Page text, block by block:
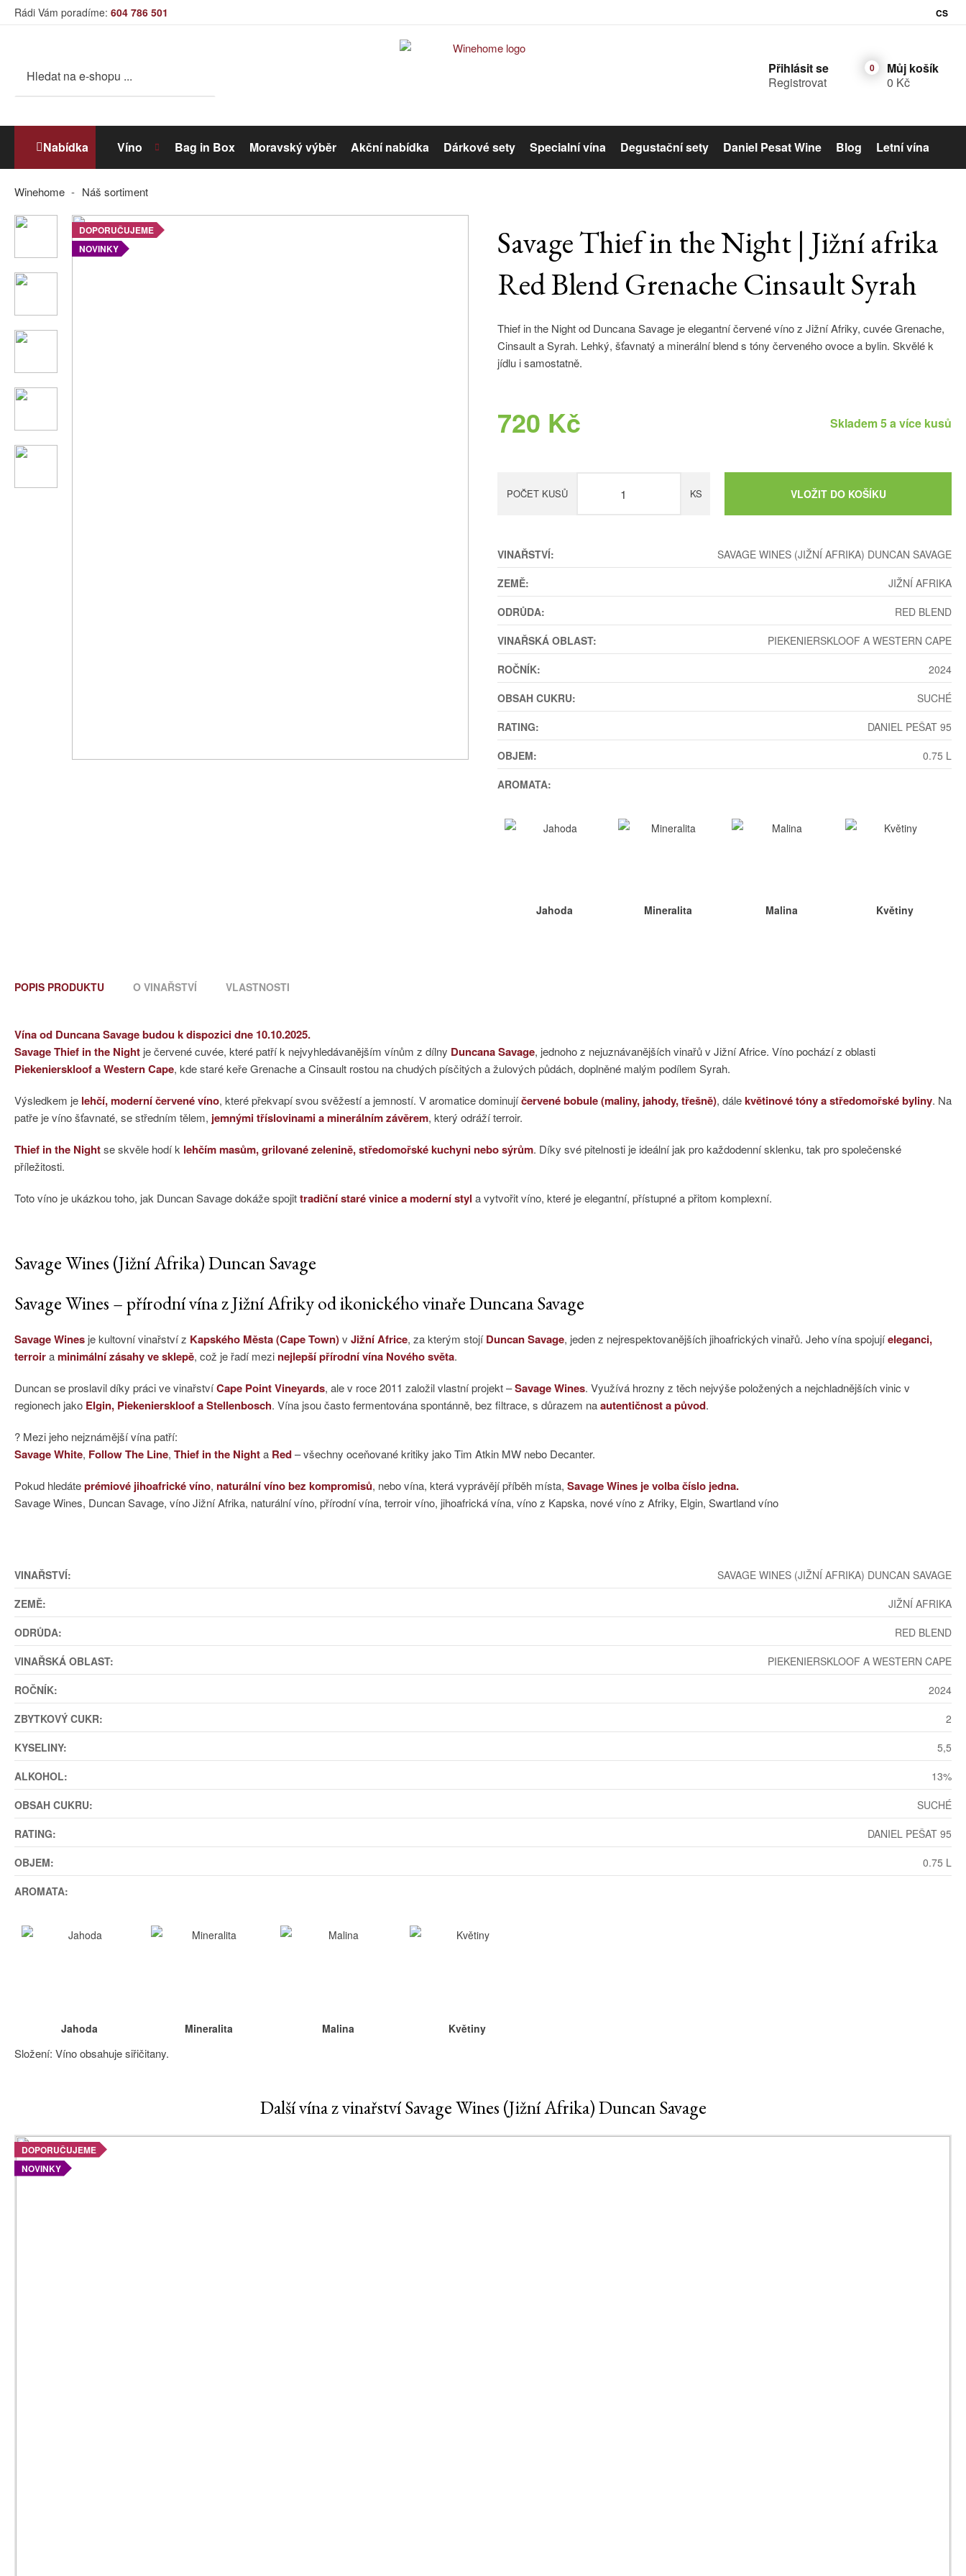
Rádi Vám poradíme: 604 786 501 CS
Přihlásit se
Registrovat
Můj košík
0 Kč
Nabídka Víno
Bílé víno Červené víno
Bag in Box Moravský výběr Akční nabídka Dárkové sety Specialní vína Degustační sety Daniel Pesat Wine Blog Letní vína
Winehome Náš sortiment
DOPORUČUJEME
NOVINKY
Savage Thief in the Night | Jižní afrika
Red Blend Grenache Cinsault Syrah
Thief in the Night od Duncana Savage je elegantní červené víno z Jižní Afriky, cuvée Grenache,
Cinsault a Syrah. Lehký, šťavnatý a minerální blend s tóny červeného ovoce a bylin. Skvělé k
jídlu i samostatně.
720 Kč Skladem 5 a více kusů
POČET KUSŮ KS VLOŽIT DO KOŠÍKU
VINAŘSTVÍ:
SAVAGE WINES (JIŽNÍ AFRIKA) DUNCAN SAVAGE
ZEMĚ:
JIŽNÍ AFRIKA
ODRŮDA:
RED BLEND
VINAŘSKÁ OBLAST:
PIEKENIERSKLOOF A WESTERN CAPE
ROČNÍK:
2024
OBSAH CUKRU:
SUCHÉ
RATING:
DANIEL PEŠAT 95
OBJEM:
0.75 L
AROMATA:
Jahoda Mineralita Malina Květiny
POPIS PRODUKTU O VINAŘSTVÍ VLASTNOSTI
Vína od Duncana Savage budou k dispozici dne 10.10.2025.
Savage Thief in the Night je červené cuvée, které patří k nejvyhledávanějším vínům z dílny Duncana Savage, jednoho z nejuznávanějších vinařů v Jižní Africe. Víno pochází z oblasti
Piekenierskloof a Western Cape, kde staré keře Grenache a Cinsault rostou na chudých písčitých a žulových půdách, doplněné malým podílem Syrah.
Výsledkem je lehčí, moderní červené víno, které překvapí svou svěžestí a jemností. V aromatice dominujíčervené bobule (maliny, jahody, třešně), dálekvětinové tóny a středomořské byliny. Na
patře je víno šťavnaté, se středním tělem, jemnými tříslovinami a minerálním závěrem, který odráží terroir.
Thief in the Nightse skvěle hodí k lehčím masům, grilované zelenině, středomořské kuchyni nebo sýrům. Díky své pitelnosti je ideální jak pro každodenní sklenku, tak pro společenské
příležitosti.
Toto víno je ukázkou toho, jak Duncan Savage dokáže spojittradiční staré vinice a moderní styl a vytvořit víno, které je elegantní, přístupné a přitom komplexní.
Savage Wines (Jižní Afrika) Duncan Savage
Savage Wines – přírodní vína z Jižní Afriky od ikonického vinaře Duncana Savage
Savage Wines je kultovní vinařství z Kapského Města (Cape Town)v Jižní Africe, za kterým stojíDuncan Savage, jeden z nejrespektovanějších jihoafrických vinařů. Jeho vína spojujíeleganci,
terroiraminimální zásahy ve sklepě, což je řadí mezi nejlepší přírodní vína Nového světa.
Duncan se proslavil díky práci ve vinařstvíCape Point Vineyards, ale v roce 2011 založil vlastní projekt –Savage Wines. Využívá hrozny z těch nejvýše položených a nejchladnějších vinic v
regionech jako Elgin, Piekenierskloof a Stellenbosch. Vína jsou často fermentována spontánně, bez filtrace, s důrazem naautentičnost a původ.
? Mezi jeho nejznámější vína patří:
Savage White, Follow The Line, Thief in the Nighta Red– všechny oceňované kritiky jako Tim Atkin MW nebo Decanter.
Pokud hledáteprémiové jihoafrické víno, naturální víno bez kompromisů, nebo vína, která vyprávějí příběh místa, Savage Wines je volba číslo jedna.
Savage Wines, Duncan Savage, víno Jižní Afrika, naturální víno, přírodní vína, terroir víno, jihoafrická vína, víno z Kapska, nové víno z Afriky, Elgin, Swartland víno
VINAŘSTVÍ:
SAVAGE WINES (JIŽNÍ AFRIKA) DUNCAN SAVAGE
ZEMĚ:
JIŽNÍ AFRIKA
ODRŮDA:
RED BLEND
VINAŘSKÁ OBLAST:
PIEKENIERSKLOOF A WESTERN CAPE
ROČNÍK:
2024
ZBYTKOVÝ CUKR:
2
KYSELINY:
5,5
ALKOHOL:
13%
OBSAH CUKRU:
SUCHÉ
RATING:
DANIEL PEŠAT 95
OBJEM:
0.75 L
AROMATA:
Jahoda Mineralita Malina Květiny
Složení: Víno obsahuje siřičitany.
Další vína z vinařství Savage Wines (Jižní Afrika) Duncan Savage
DOPORUČUJEME
NOVINKY